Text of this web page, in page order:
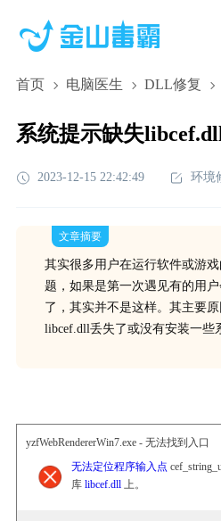
首页 电脑医生 DLL修复
系统提示缺失
2023-12-15 22:42:49 环境
文章摘要
其实很多用户在运行软件或游
题，如果是第一次遇见有的用
了，其实并不是这样。其主要
libcef.dll丢失了或没有安装一些
yzfWebRendererWin7.exe - 无法找到入口
无法定位程序输入点
库 libcef.dll上。